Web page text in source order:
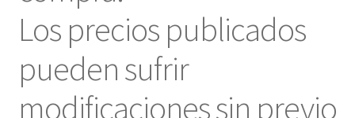
Los precios publicados
pueden sufrir
modificaciones sin previo